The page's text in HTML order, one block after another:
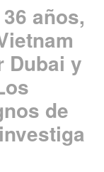
años,
Dubai y
de